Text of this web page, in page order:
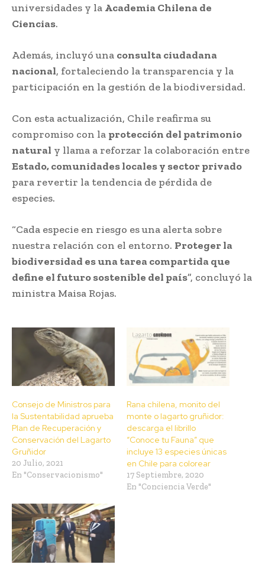
universidades y la Academia Chilena de
Ciencias.
Además, incluyó una consulta ciudadana
nacional, fortaleciendo la transparencia y la
participación en la gestión de la biodiversidad.
Con esta actualización, Chile reafirma su
compromiso con la protección del patrimonio
natural y llama a reforzar la colaboración entre
Estado, comunidades locales y sector privado
para revertir la tendencia de pérdida de
especies.
“Cada especie en riesgo es una alerta sobre
nuestra relación con el entorno. Proteger la
biodiversidad es una tarea compartida que
define el futuro sostenible del país”, concluyó la
ministra Maisa Rojas.
Consejo de Ministros para
la Sustentabilidad aprueba
Plan de Recuperación y
Conservación del Lagarto
Gruñidor
20 Julio, 2021
En "Conservacionismo"
Rana chilena, monito del
monte o lagarto gruñidor:
descarga el librillo
“Conoce tu Fauna” que
incluye 13 especies únicas
en Chile para colorear
17 Septiembre, 2020
En "Conciencia Verde"